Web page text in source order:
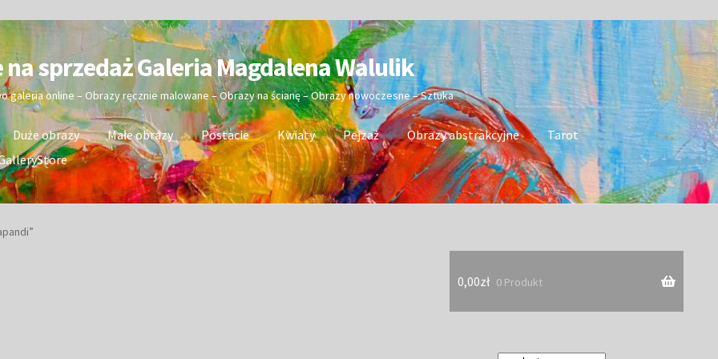
sprzedaż Galeria Magdalena Walulik
galeria online – Obrazy ręcznie malowane – Obrazy na ścianę – Obrazy nowoczesne – Sztuka
Duże obrazy Małe obrazy Postacie Kwiaty Pejzaż Obrazy abstrakcyjne
Tarot
0,00zł 0 Produkt